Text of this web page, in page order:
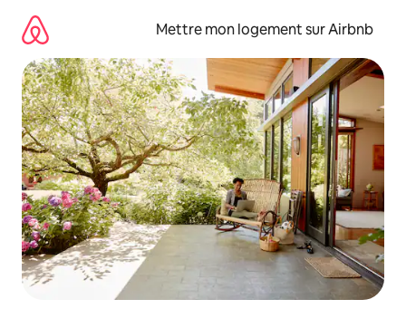
directement
contenu
Mettre mon logement sur Airbnb